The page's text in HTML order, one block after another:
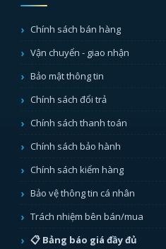
Chính sách bán hàng
Vận chuyển - giao nhận
Bảo mật thông tin
Chính sách đổi trả
Chính sách thanh toán
Chính sách bảo hành
Chính sách kiểm hàng
Bảo vệ thông tin cá nhân
Trách nhiệm bên bán/mua
📋 Bảng báo giá đầy đủ